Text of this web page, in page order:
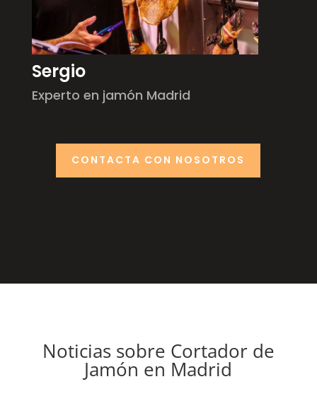
Sergio
Experto en jamón Madrid
CONTACTA CON NOSOTROS
Noticias sobre Cortador de
Jamón en Madrid